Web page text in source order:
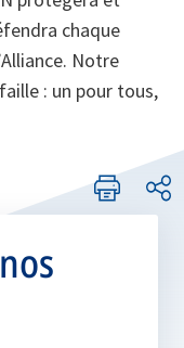
chaque
Notre
: un pour tous,